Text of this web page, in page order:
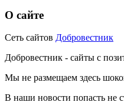
О сайте
Сеть сайтов Добровестник
Добровестник - сайты с
Мы не размещаем здесь
В наши новости попасть не